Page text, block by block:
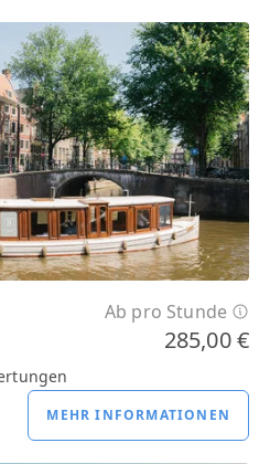
Ab pro Stunde
285,00 €
MEHR INFORMATIONEN